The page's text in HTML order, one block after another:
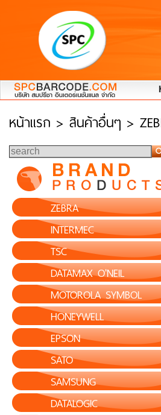
หน้าแรก > สินค้าอื่นๆ >
ZEBRA
INTERMEC
TSC
DATAMAX O'NEIL
MOTOROLA SYMBOL
HONEYWELL
EPSON
SATO
SAMSUNG
DATALOGIC